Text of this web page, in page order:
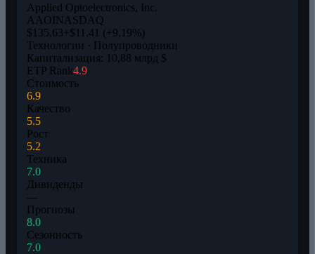
Applied Optoelectronics, Inc.
AAOINASDAQ
$135,63+$11,41 (+9,19%)
Технологии · Полупроводники
Капитализация: 10,88 млрд $
ETP Rank4.9
Стоимость
6.9
Качество
5.5
Рост
5.2
Техника
7.0
Дивиденды
—
Прогнозы
8.0
Сезонность
7.0